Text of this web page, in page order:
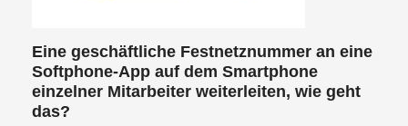
Eine geschäftliche Festnetznummer an eine
Softphone-App auf dem Smartphone
einzelner Mitarbeiter weiterleiten, wie geht
das?